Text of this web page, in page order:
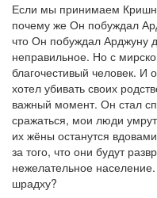
Если мы принимаем
почему же Он побуждал
что Он побуждал Арджуну
неправильное. Но с
благочестивый человек. И
хотел убивать своих
важный момент. Он стал
сражаться, мои люди
их жёны останутся
за того, что они будут
нежелательное
шрадху?